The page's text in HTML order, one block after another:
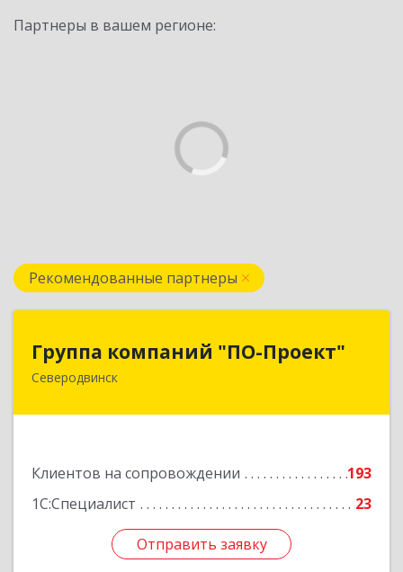
Партнеры в вашем регионе:
Рекомендованные партнеры
Группа компаний "ПО-Проект"
Северодвинск
Клиентов на сопровождении
193
1С:Специалист
23
Отправить заявку
Группа компаний "ПО-Проект"
164500, Архангельская обл, Северодвинск г,
Отправить заявку